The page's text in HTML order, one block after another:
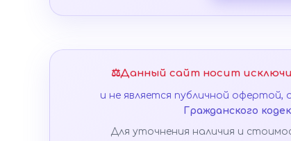
⚖️Данный сайт носит
и не является публичной офертой,
Гражданского
Для уточнения наличия и